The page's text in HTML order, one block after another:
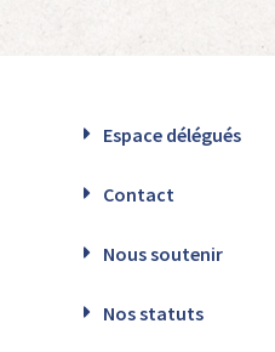
Espace délégués
Contact
Nous soutenir
Nos statuts